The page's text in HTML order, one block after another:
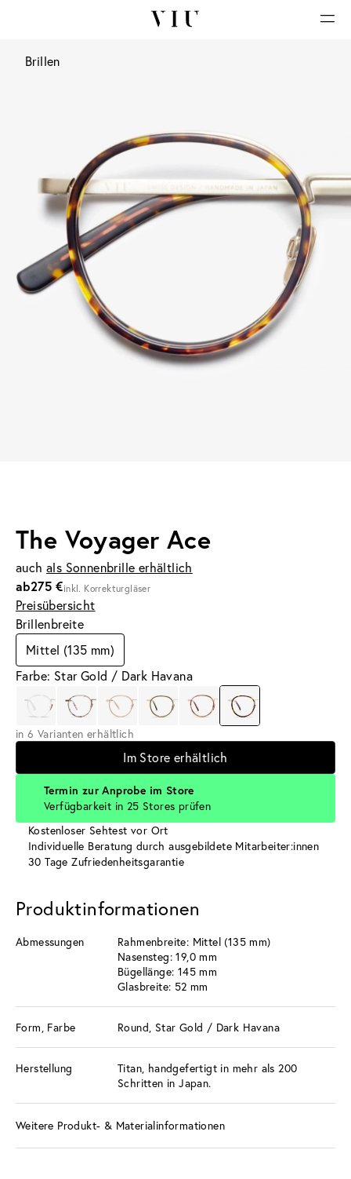
Brillen
The Voyager Ace
auch als Sonnenbrille erhältlich
ab275 €inkl. Korrekturgläser
Preisübersicht
Brillenbreite
Mittel (135 mm)
Farbe: Star Gold / Dark Havana
in 6 Varianten erhältlich
Im Store erhältlich
Termin zur Anprobe im Store
Verfügbarkeit in 25 Stores prüfen
Kostenloser Sehtest vor Ort
Individuelle Beratung durch ausgebildete Mitarbeiter:innen
30 Tage Zufriedenheitsgarantie
Produktinformationen
Abmessungen
Rahmenbreite: Mittel (135 mm)
Nasensteg: 19,0 mm
Bügellänge: 145 mm
Glasbreite: 52 mm
Form, Farbe Round, Star Gold / Dark Havana
Herstellung
Titan, handgefertigt in mehr als 200
Schritten in Japan.
Weitere Produkt- & Materialinformationen